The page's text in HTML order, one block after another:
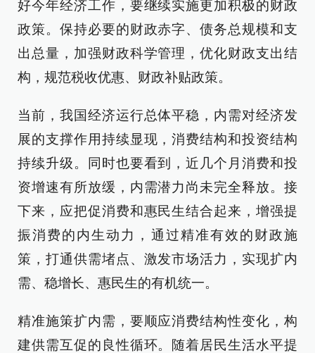
好今年经济工作，要继续实施更加积极的财政
政策。保持必要的财政赤字、债务总规模和支
出总量，加强财政科学管理，优化财政支出结
构，规范税收优惠、财政补贴政策。
当前，我国经济运行总体平稳，内需对经济发
展的支撑作用持续显现，消费结构和投资结构
持续升级。同时也要看到，近几个月消费和投
资增速有所放缓，内需潜力尚未完全释放。接
下来，应把促消费和惠民生结合起来，增强提
振消费的内生动力，通过精准有效的财政施
策，打通供需堵点、激发市场活力，实现扩内
需、稳增长、惠民生的有机统一。
精准施策扩内需，要顺应消费结构性变化，构
建供需互促的良性循环。随着居民生活水平提